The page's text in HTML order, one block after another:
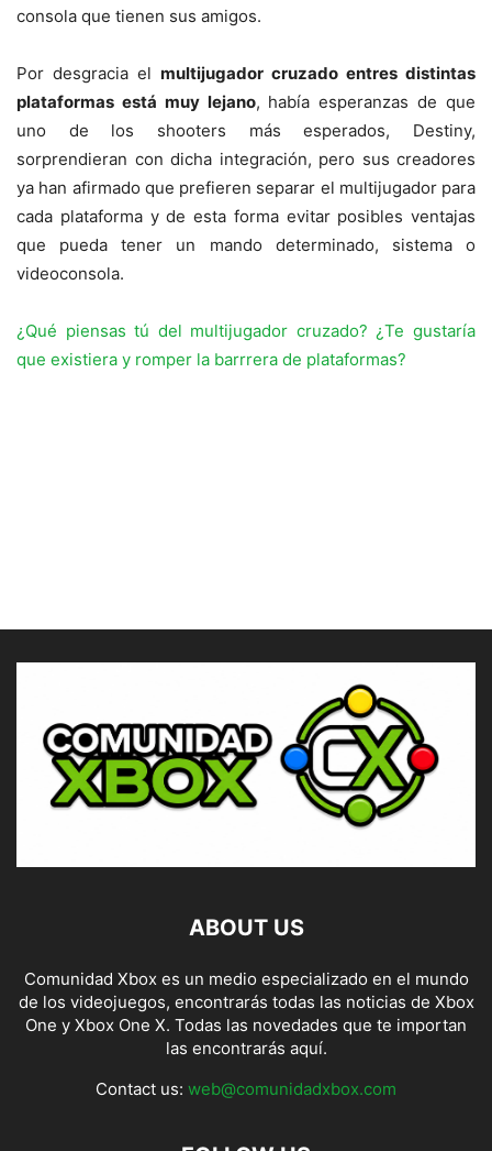
consola que tienen sus amigos.
Por desgracia el multijugador cruzado entres distintas
plataformas está muy lejano, había esperanzas de que
uno de los shooters más esperados, Destiny,
sorprendieran con dicha integración, pero sus creadores
ya han afirmado que prefieren separar el multijugador para
cada plataforma y de esta forma evitar posibles ventajas
que pueda tener un mando determinado, sistema o
videoconsola.
¿Qué piensas tú del multijugador cruzado? ¿Te gustaría
que existiera y romper la barrrera de plataformas?
ABOUT US
Comunidad Xbox es un medio especializado en el mundo
de los videojuegos, encontrarás todas las noticias de Xbox
One y Xbox One X. Todas las novedades que te importan
las encontrarás aquí.
Contact us: web@comunidadxbox.com